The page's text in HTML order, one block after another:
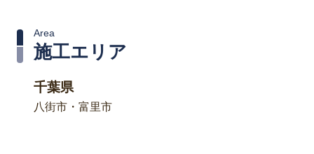
施工エリア
Area
千葉県
八街市・富里市